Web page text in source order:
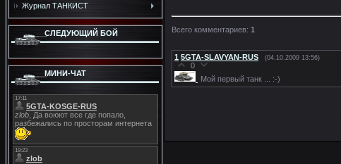
Журнал ТАНКИСТ
СЛЕДУЮЩИЙ БОЙ
МИНИ-ЧАТ
Всего комментариев: 1
1 5GTA-SLAVYAN-RUS (04.10.2009 13:56)
0
Мой первый танк ... :-)